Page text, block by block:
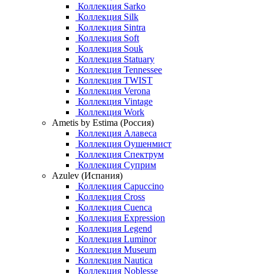
Коллекция Sarko
Коллекция Silk
Коллекция Sintra
Коллекция Soft
Коллекция Souk
Коллекция Statuary
Коллекция Tennessee
Коллекция TWIST
Коллекция Verona
Коллекция Vintage
Коллекция Work
Ametis by Estima (Россия)
Коллекция Алавеса
Коллекция Оушенмист
Коллекция Спектрум
Коллекция Суприм
Azulev (Испания)
Коллекция Capuccino
Коллекция Cross
Коллекция Cuenca
Коллекция Expression
Коллекция Legend
Коллекция Luminor
Коллекция Museum
Коллекция Nautica
Коллекция Noblesse